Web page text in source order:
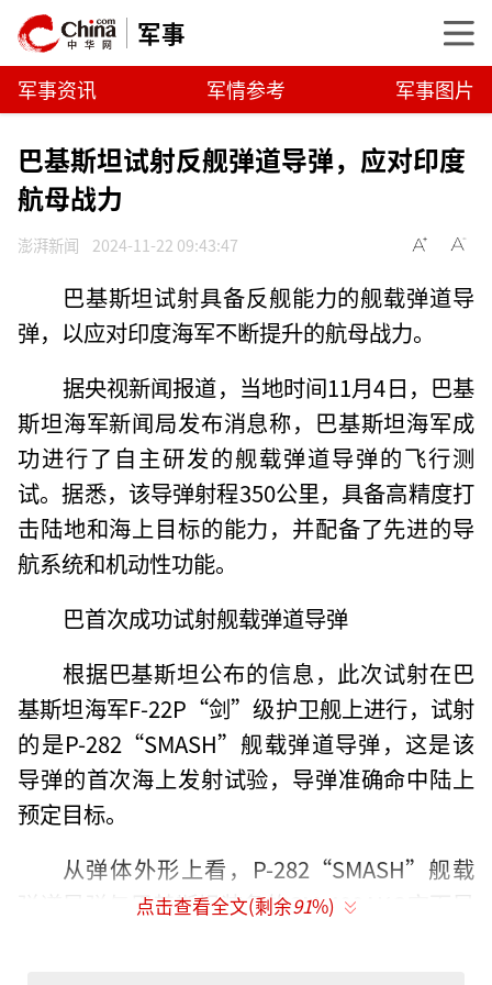
军事
军事资讯 军情参考 军事图片
巴基斯坦试射反舰弹道导弹，应对印度
航母战力
澎湃新闻 2024-11-22 09:43:47
巴基斯坦试射具备反舰能力的舰载弹道导
弹，以应对印度海军不断提升的航母战力。
据央视新闻报道，当地时间11月4日，巴基
斯坦海军新闻局发布消息称，巴基斯坦海军成
功进行了自主研发的舰载弹道导弹的飞行测
试。据悉，该导弹射程350公里，具备高精度打
击陆地和海上目标的能力，并配备了先进的导
航系统和机动性功能。
巴首次成功试射舰载弹道导弹
根据巴基斯坦公布的信息，此次试射在巴
基斯坦海军F-22P“剑”级护卫舰上进行，试射
的是P-282“SMASH”舰载弹道导弹，这是该
导弹的首次海上发射试验，导弹准确命中陆上
预定目标。
从弹体外形上看，P-282“SMASH”舰载
弹道导弹与巴基斯坦装备的CM-400AKG空面导
点击查看全文(剩余91%)